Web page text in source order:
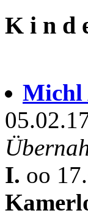
K i n d
Michl
I. oo